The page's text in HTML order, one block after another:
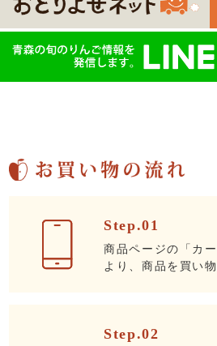
Step.01
商品ページの「カ
より、商品を買い
Step.02